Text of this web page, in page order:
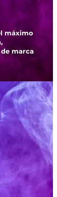
máximo
marca